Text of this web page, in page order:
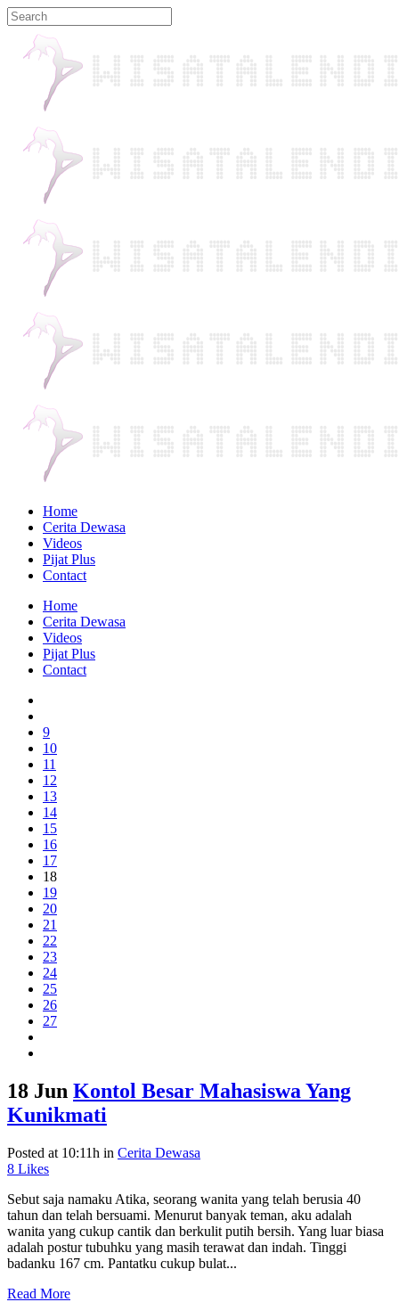
Home
Cerita Dewasa
Videos
Pijat Plus
Contact
Home
Cerita Dewasa
Videos
Pijat Plus
Contact
9
10
11
12
13
14
15
16
17
18
19
20
21
22
23
24
25
26
27
18 Jun Kontol Besar Mahasiswa Yang
Kunikmati
Posted at 10:11h in Cerita Dewasa
8 Likes
Sebut saja namaku Atika, seorang wanita yang telah berusia 40
tahun dan telah bersuami. Menurut banyak teman, aku adalah
wanita yang cukup cantik dan berkulit putih bersih. Yang luar biasa
adalah postur tubuhku yang masih terawat dan indah. Tinggi
badanku 167 cm. Pantatku cukup bulat...
Read More